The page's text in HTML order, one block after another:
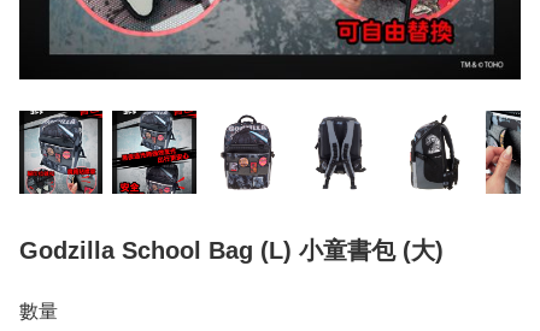
Godzilla School Bag (L) 小童書包 (大)
數量